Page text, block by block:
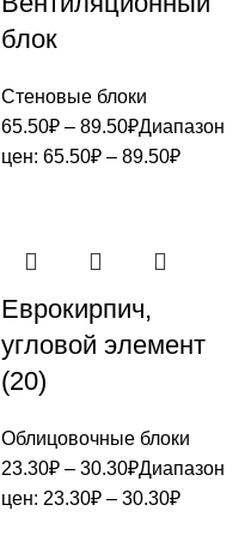
блок
Стеновые блоки
65.50₽ – 89.50₽Диапазон
цен: 65.50₽ – 89.50₽
Еврокирпич,
угловой элемент
(20)
Облицовочные блоки
23.30₽ – 30.30₽Диапазон
цен: 23.30₽ – 30.30₽